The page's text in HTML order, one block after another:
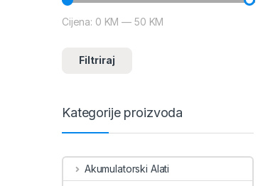
Filtriraj
Cijena: 0 KM — 50 KM
Kategorije proizvoda
Akumulatorski Alati